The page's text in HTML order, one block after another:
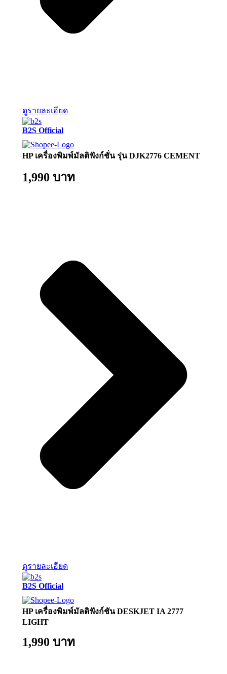
ดูรายละเอียด
B2S Official
HP เครื่องพิมพ์มัลติฟังก์ชั่น รุ่น DJK2776 CEMENT
1,990 บาท
ดูรายละเอียด
B2S Official
HP เครื่องพิมพ์มัลติฟังก์ชัน DESKJET IA 2777
LIGHT
1,990 บาท